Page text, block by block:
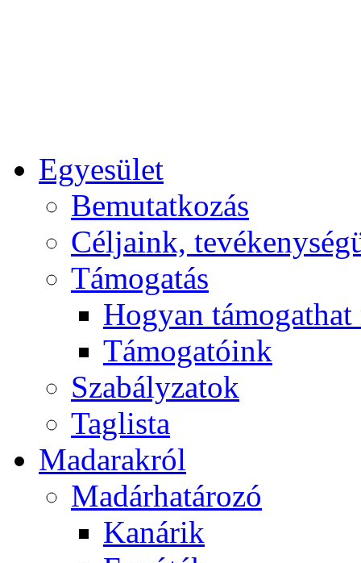
Egyesület
Bemutatkozás
Céljaink,
Támogatás
Hogyan
Támogatóink
Szabályzatok
Taglista
Madarakról
Madárhatározó
Kanárik